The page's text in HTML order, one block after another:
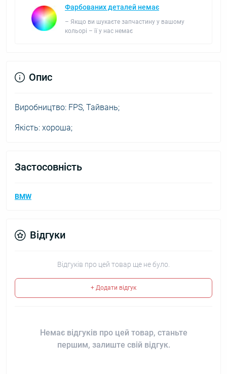
Фарбованих деталей немає
– Якщо ви шукаєте запчастину у вашому
кольорі – її у нас немає
Опис
Виробництво: FPS, Тайвань;
Якість: хороша;
Застосовність
BMW
Відгуки
Відгуків про цей товар ще не було.
+ Додати відгук
Немає відгуків про цей товар, станьте
першим, залиште свій відгук.